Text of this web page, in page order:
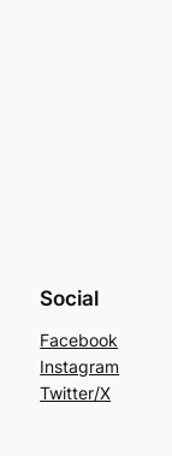
Social
Facebook
Instagram
Twitter/X